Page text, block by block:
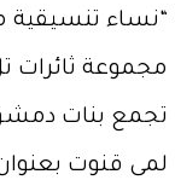
“نساء تنسيقية
مجموعة ثائرات
تجمع بنات
لمى قنوت